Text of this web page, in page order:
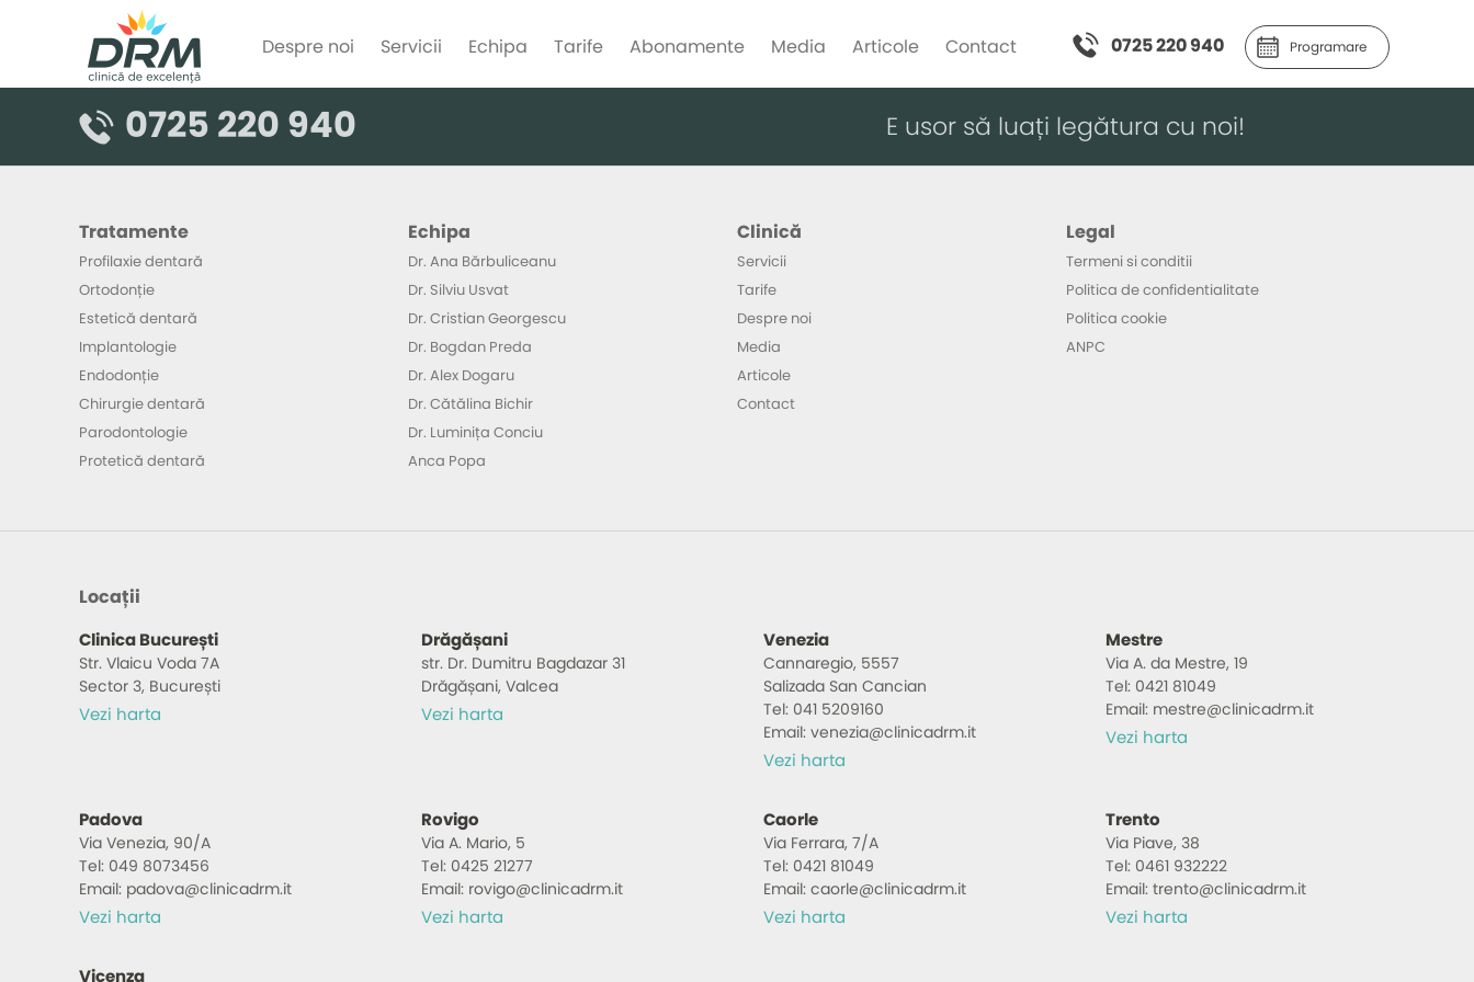
Despre noi Servicii Echipa Tarife Abonamente Media Articole Contact 0725 220 940 Programare
0725 220 940 E usor să luați legătura cu noi!
Tratamente
Profilaxie dentară
Ortodonție
Estetică dentară
Implantologie
Endodonție
Chirurgie dentară
Parodontologie
Protetică dentară
Echipa
Dr. Ana Bărbuliceanu
Dr. Silviu Usvat
Dr. Cristian Georgescu
Dr. Bogdan Preda
Dr. Alex Dogaru
Dr. Cătălina Bichir
Dr. Luminița Conciu
Anca Popa
Clinică
Servicii
Tarife
Despre noi
Media
Articole
Contact
Legal
Termeni si conditii
Politica de confidentialitate
Politica cookie
ANPC
Locații
Clinica București
Str. Vlaicu Voda 7A
Sector 3, București
Vezi harta
Drăgășani
str. Dr. Dumitru Bagdazar 31
Drăgășani, Valcea
Vezi harta
Venezia
Cannaregio, 5557
Salizada San Cancian
Tel: 041 5209160
Email: venezia@clinicadrm.it
Vezi harta
Mestre
Via A. da Mestre, 19
Tel: 0421 81049
Email: mestre@clinicadrm.it
Vezi harta
Padova
Via Venezia, 90/A
Tel: 049 8073456
Email: padova@clinicadrm.it
Vezi harta
Rovigo
Via A. Mario, 5
Tel: 0425 21277
Email: rovigo@clinicadrm.it
Vezi harta
Caorle
Via Ferrara, 7/A
Tel: 0421 81049
Email: caorle@clinicadrm.it
Vezi harta
Trento
Via Piave, 38
Tel: 0461 932222
Email: trento@clinicadrm.it
Vezi harta
Vicenza